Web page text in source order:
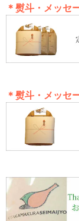
＊熨斗・メッセ
＊熨斗・メッセ